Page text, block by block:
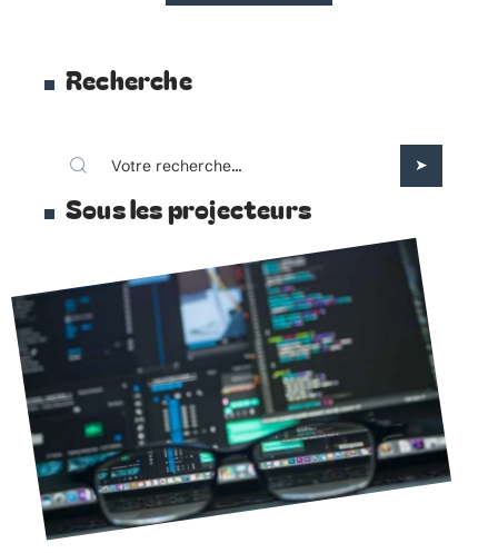
Recherche
Sous les projecteurs